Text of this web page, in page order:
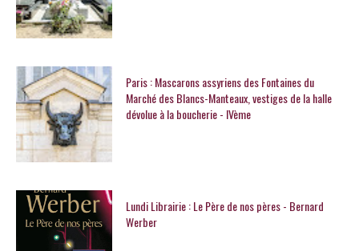
Paris : Mascarons assyriens des Fontaines du
Marché des Blancs-Manteaux, vestiges de la halle
dévolue à la boucherie - IVème
Lundi Librairie : Le Père de nos pères - Bernard
Werber